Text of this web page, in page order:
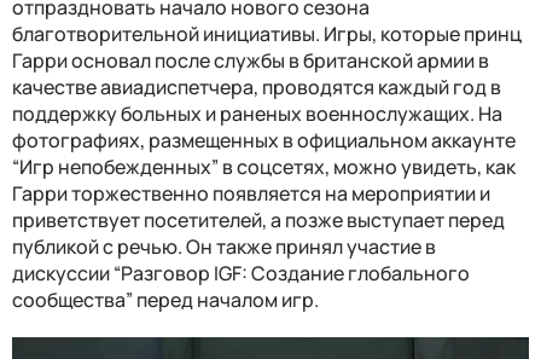
отпраздновать начало нового сезона
благотворительной инициативы. Игры, которые принц
Гарри основал после службы в британской армии в
качестве авиадиспетчера, проводятся каждый год в
поддержку больных и раненых военнослужащих. На
фотографиях, размещенных в официальном аккаунте
“Игр непобежденных” в соцсетях, можно увидеть, как
Гарри торжественно появляется на мероприятии и
приветствует посетителей, а позже выступает перед
публикой с речью. Он также принял участие в
дискуссии “Разговор IGF: Создание глобального
сообщества” перед началом игр.